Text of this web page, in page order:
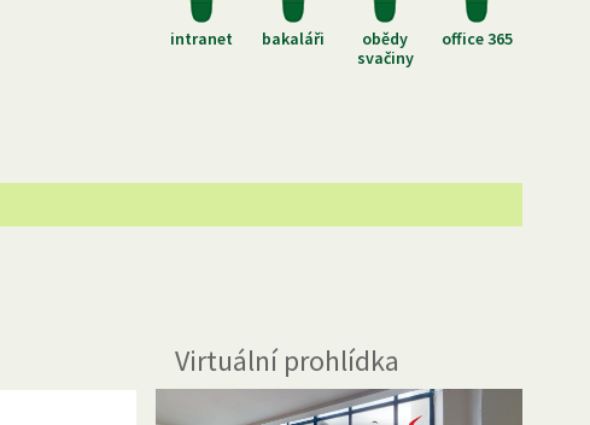
intranet bakaláři
obědy
svačiny
office 365
Virtuální prohlídka